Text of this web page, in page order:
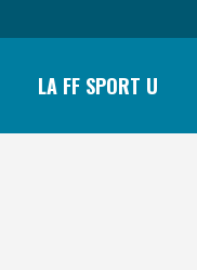
LA FF SPORT U